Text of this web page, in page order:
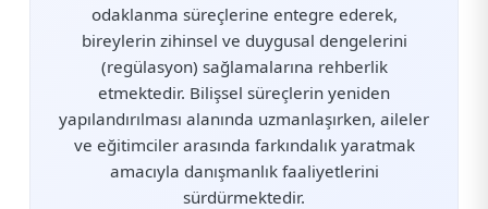
odaklanma süreçlerine entegre ederek,
bireylerin zihinsel ve duygusal dengelerini
(regülasyon) sağlamalarına rehberlik
etmektedir. Bilişsel süreçlerin yeniden
yapılandırılması alanında uzmanlaşırken, aileler
ve eğitimciler arasında farkındalık yaratmak
amacıyla danışmanlık faaliyetlerini
sürdürmektedir.